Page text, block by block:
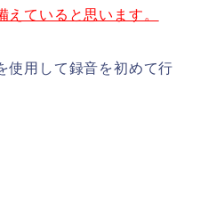
えていると思います。
使用して録音を初めて行